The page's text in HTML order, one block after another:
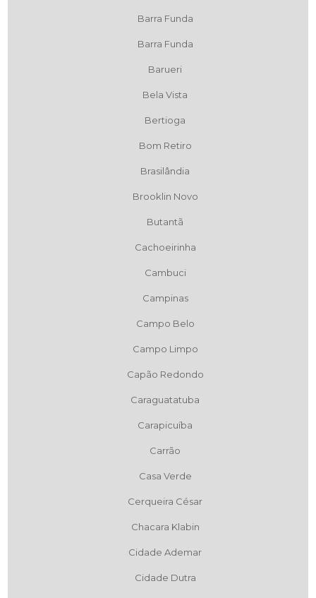
Barra Funda
Barra Funda
Barueri
Bela Vista
Bertioga
Bom Retiro
Brasilândia
Brooklin Novo
Butantã
Cachoeirinha
Cambuci
Campinas
Campo Belo
Campo Limpo
Capão Redondo
Caraguatatuba
Carapicuíba
Carrão
Casa Verde
Cerqueira César
Chacara Klabin
Cidade Ademar
Cidade Dutra